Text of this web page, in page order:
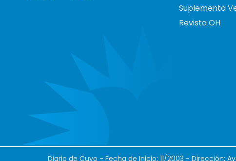
Suplemento
Revista OH
Diario de Cuyo - Fecha de Inicio: 11/2003 - Dirección: